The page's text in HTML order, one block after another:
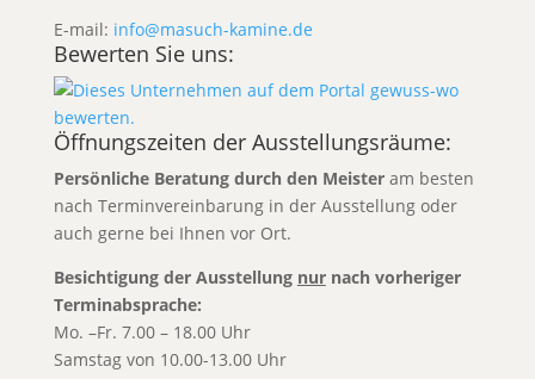
E-mail: info@masuch-kamine.de
Bewerten Sie uns:
Öffnungszeiten der Ausstellungsräume:
Persönliche Beratung durch den Meister am besten
nach Terminvereinbarungin der Ausstellung oder
auch gerne bei Ihnen vor Ort.
Besichtigung der Ausstellung nurnach vorheriger
Terminabsprache:
Mo. –Fr. 7.00 – 18.00 Uhr
Samstag von 10.00-13.00 Uhr